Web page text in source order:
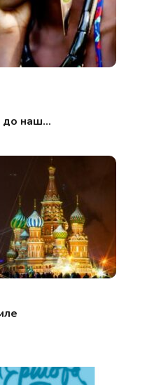
наших